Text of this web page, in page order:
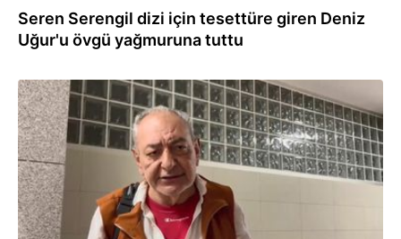
Seren Serengil dizi için tesettüre giren Deniz
Uğur'u övgü yağmuruna tuttu
31.10.2025